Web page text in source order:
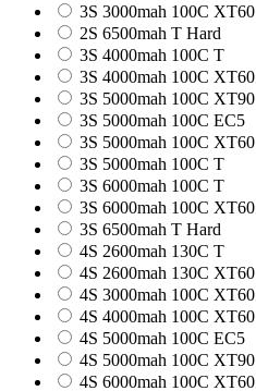
3S 3000mah 100C XT60
2S 6500mah T Hard
3S 4000mah 100C T
3S 4000mah 100C XT60
3S 5000mah 100C XT90
3S 5000mah 100C EC5
3S 5000mah 100C XT60
3S 5000mah 100C T
3S 6000mah 100C T
3S 6000mah 100C XT60
3S 6500mah T Hard
4S 2600mah 130C T
4S 2600mah 130C XT60
4S 3000mah 100C XT60
4S 4000mah 100C XT60
4S 5000mah 100C EC5
4S 5000mah 100C XT90
4S 6000mah 100C XT60